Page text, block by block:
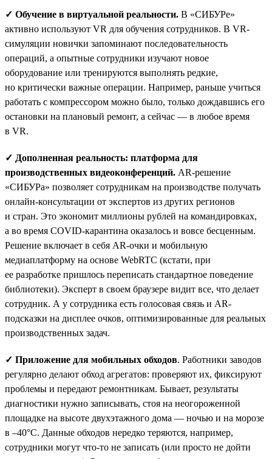
✓ Обучение в виртуальной реальности. В «СИБУРе»
активно используют VR для обучения сотрудников. В VR-
симуляции новички запоминают последовательность
операций, а опытные сотрудники изучают новое
оборудование или тренируются выполнять редкие,
но критически важные операции. Например, раньше учиться
работать с компрессором можно было, только дождавшись его
остановки на плановый ремонт, а сейчас — в любое время
в VR.
✓ Дополненная реальность: платформа для
производственных видеоконференций. AR-решение
«СИБУРа» позволяет сотрудникам на производстве получать
онлайн-консультации от экспертов из других регионов
и стран. Это экономит миллионы рублей на командировках,
а во время COVID-карантина оказалось и вовсе бесценным.
Решение включает в себя AR-очки и мобильную
медиаплатформу на основе WebRTC (кстати, при
ее разработке пришлось переписать стандартное поведение
библиотеки). Эксперт в своем браузере видит все, что делает
сотрудник. А у сотрудника есть голосовая связь и AR-
подсказки на дисплее очков, оптимизированные для реальных
производственных задач.
✓ Приложение для мобильных обходов. Работники заводов
регулярно делают обход агрегатов: проверяют их, фиксируют
проблемы и передают ремонтникам. Бывает, результаты
диагностики нужно записывать, стоя на неогороженной
площадке на высоте двухэтажного дома — ночью и на морозе
в –40°С. Данные обходов нередко теряются, например,
сотрудники могут что-то не записать (или просто не дойти